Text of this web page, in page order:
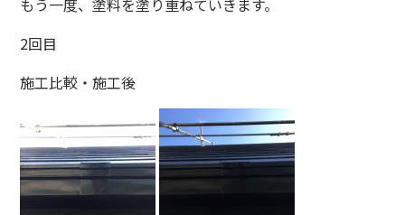
もう一度、塗料を塗り重ねていきます。
2回目
施工比較・施工後